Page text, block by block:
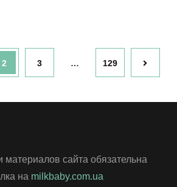
Страница
2 Страница
3 … Страница
129
материалов сайта обязательна
на milkbaby.com.ua